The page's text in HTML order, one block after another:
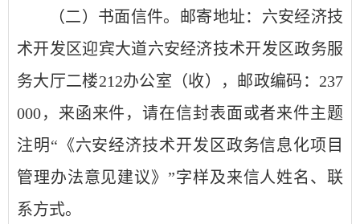
（二） 书面信件。邮寄地址：六安经济技
术开发区迎宾大道六安经济技术开发区政务服
务大厅二楼212办公室 （收），邮政编码： 237
000，来函来件，请在信封表面或者来件主题
注明“《六安经济技术开发区政务信息化项目
管理办法意见建议》”字样及来信人姓名、联
系方式。